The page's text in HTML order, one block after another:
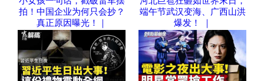
拍！中国企业为何只会抄？
真正原因曝光！｜
端午节武汉变海、广西山洪
爆发！ ｜